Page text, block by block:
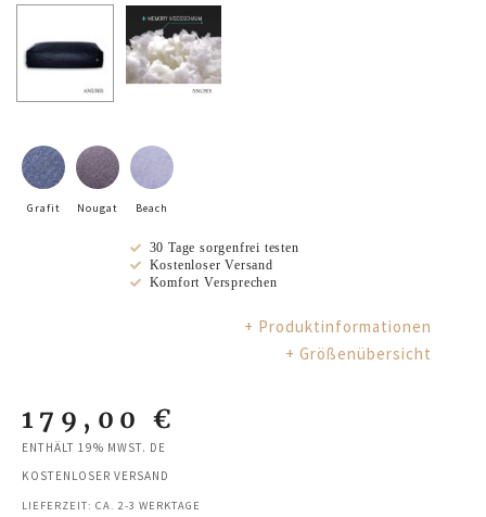
Grafit Nougat Beach
30 Tage sorgenfrei testen
Kostenloser Versand
Komfort Versprechen
+ Produktinformationen
+ Größenübersicht
179,00 €
ENTHÄLT 19% MWST. DE
KOSTENLOSER VERSAND
LIEFERZEIT: CA. 2-3 WERKTAGE